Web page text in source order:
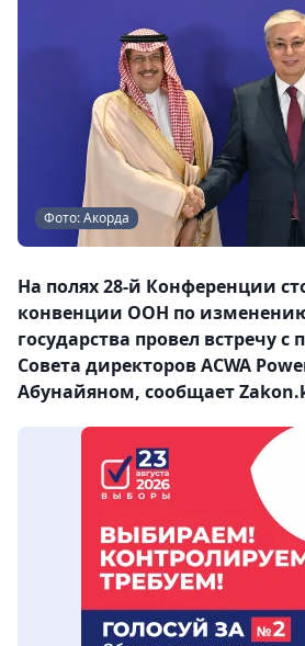
Фото: Акорда
На полях 28-й Конференции
конвенции ООН по
государства провел встречу с
Совета директоров ACWA
Абунайяном, сообщает